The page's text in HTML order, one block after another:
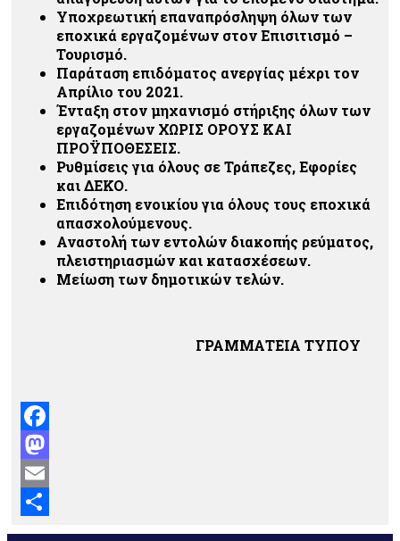
Υποχρεωτική επαναπρόσληψη όλων των
εποχικά εργαζομένων στον Επισιτισμό –
Τουρισμό.
Παράταση επιδόματος ανεργίας μέχρι τον
Απρίλιο του 2021.
Ένταξη στον μηχανισμό στήριξης όλων των
εργαζομένων ΧΩΡΙΣ ΟΡΟΥΣ ΚΑΙ
ΠΡΟΫΠΟΘΕΣΕΙΣ.
Ρυθμίσεις για όλους σε Τράπεζες, Εφορίες
και ΔΕΚΟ.
Επιδότηση ενοικίου για όλους τους εποχικά
απασχολούμενους.
Αναστολή των εντολών διακοπής ρεύματος,
πλειστηριασμών και κατασχέσεων.
Μείωση των δημοτικών τελών.
ΓΡΑΜΜΑΤΕΙΑ ΤΥΠΟΥ
Facebook
Mastodon
Email
Μοιραστείτε